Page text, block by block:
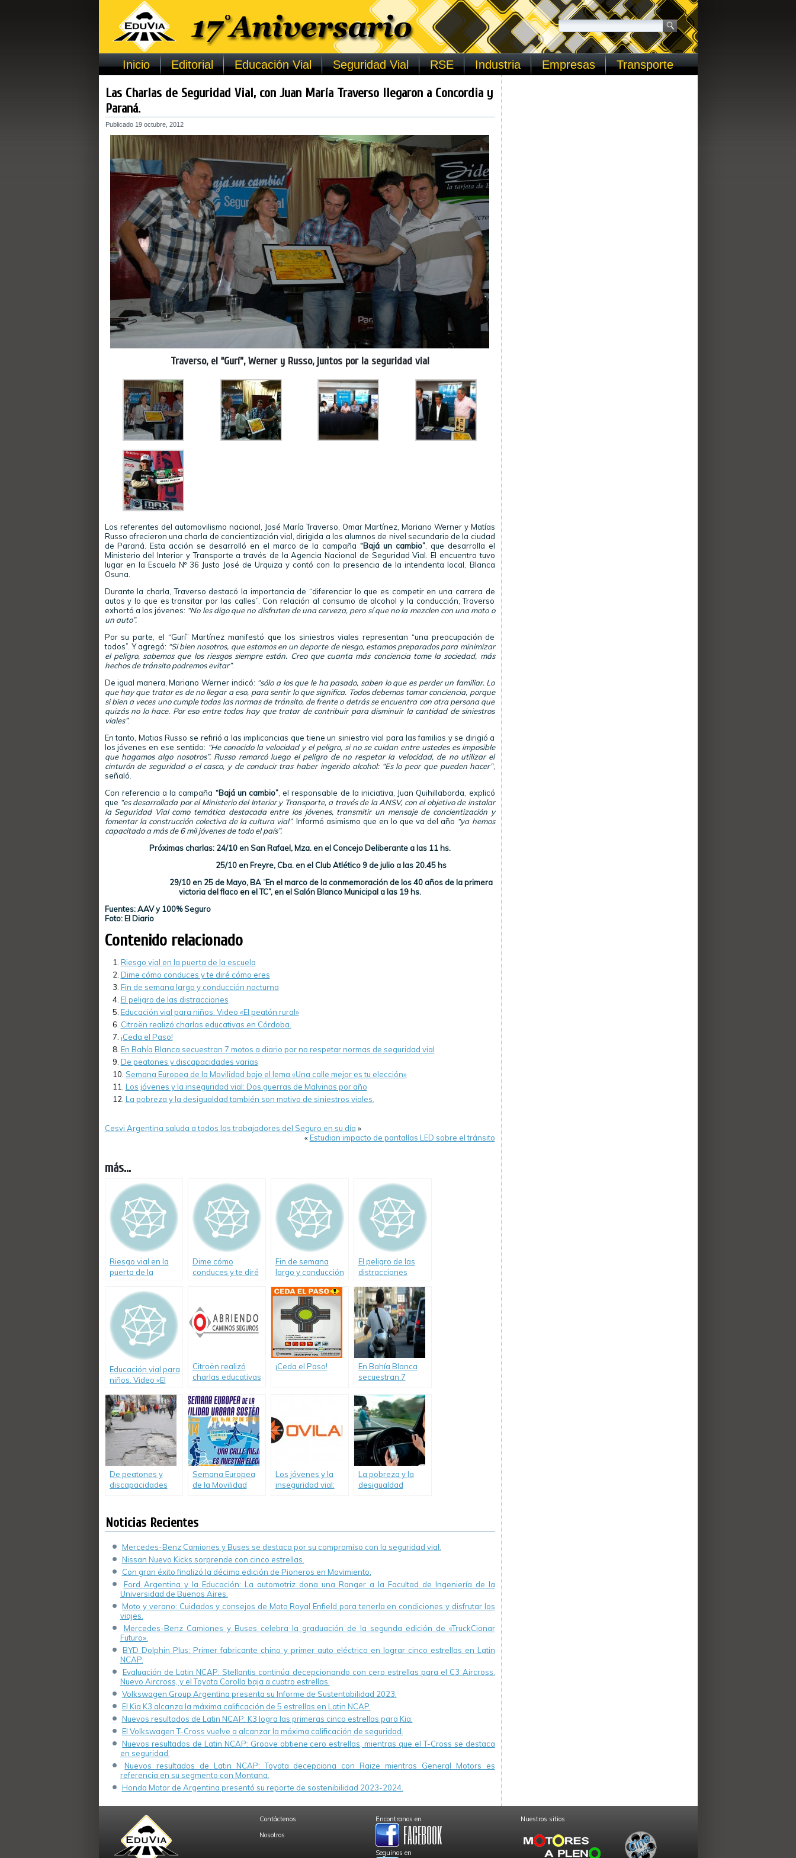
Inicio Editorial Educación Vial Seguridad Vial RSE Industria Empresas Transporte
Las Charlas de Seguridad Vial, con Juan María Traverso llegaron a Concordia y
Paraná.
Publicado 19 octubre, 2012
Traverso, el “Gurí”, Werner y Russo, juntos por la seguridad vial
Los referentes del automovilismo nacional, José María Traverso, Omar Martínez, Mariano Werner y Matías
Russo ofrecieron una charla de concientización vial, dirigida a los alumnos de nivel secundario de la ciudad
de Paraná. Esta acción se desarrolló en el marco de la campaña “Bajá un cambio”, que desarrolla el
Ministerio del Interior y Transporte a través de la Agencia Nacional de Seguridad Vial. El encuentro tuvo
lugar en la Escuela Nº 36 Justo José de Urquiza y contó con la presencia de la intendenta local, Blanca
Osuna.
Durante la charla, Traverso destacó la importancia de “diferenciar lo que es competir en una carrera de
autos y lo que es transitar por las calles”. Con relación al consumo de alcohol y la conducción, Traverso
exhortó a los jóvenes: “No les digo que no disfruten de una cerveza, pero sí que no la mezclen con una moto o
un auto”.
Por su parte, el “Gurí” Martínez manifestó que los siniestros viales representan “una preocupación de
todos”. Y agregó: “Si bien nosotros, que estamos en un deporte de riesgo, estamos preparados para minimizar
el peligro, sabemos que los riesgos siempre están. Creo que cuanta más conciencia tome la sociedad, más
hechos de tránsito podremos evitar”.
De igual manera, Mariano Werner indicó: “sólo a los que le ha pasado, saben lo que es perder un familiar. Lo
que hay que tratar es de no llegar a eso, para sentir lo que significa. Todos debemos tomar conciencia, porque
si bien a veces uno cumple todas las normas de tránsito, de frente o detrás se encuentra con otra persona que
quizás no lo hace. Por eso entre todos hay que tratar de contribuir para disminuir la cantidad de siniestros
viales”.
En tanto, Matias Russo se refirió a las implicancias que tiene un siniestro vial para las familias y se dirigió a
los jóvenes en ese sentido: “He conocido la velocidad y el peligro, si no se cuidan entre ustedes es imposible
que hagamos algo nosotros”. Russo remarcó luego el peligro de no respetar la velocidad, de no utilizar el
cinturón de seguridad o el casco, y de conducir tras haber ingerido alcohol: “Es lo peor que pueden hacer”,
señaló.
Con referencia a la campaña “Bajá un cambio”, el responsable de la iniciativa, Juan Quihillaborda, explicó
que “es desarrollada por el Ministerio del Interior y Transporte, a través de la ANSV, con el objetivo de instalar
la Seguridad Vial como temática destacada entre los jóvenes, transmitir un mensaje de concientización y
fomentar la construcción colectiva de la cultura vial”. Informó asimismo que en lo que va del año “ya hemos
capacitado a más de 6 mil jóvenes de todo el país”.
Próximas charlas: 24/10 en San Rafael, Mza. en el Concejo Deliberante a las 11 hs.
25/10 en Freyre, Cba. en el Club Atlético 9 de julio a las 20.45 hs
29/10 en 25 de Mayo, BA ¨En el marco de la conmemoración de los 40 años de la primera
victoria del flaco en el TC”, en el Salón Blanco Municipal a las 19 hs.
Fuentes: AAV y 100% Seguro
Foto: El Diario
Contenido relacionado
Riesgo vial en la puerta de la escuela
Dime cómo conduces y te diré cómo eres
Fin de semana largo y conducción nocturna
El peligro de las distracciones
Educación vial para niños. Video «El peatón rural»
Citroën realizó charlas educativas en Córdoba.
¡Ceda el Paso!
En Bahía Blanca secuestran 7 motos a diario por no respetar normas de seguridad vial
De peatones y discapacidades varias
Semana Europea de la Movilidad bajo el lema «Una calle mejor es tu elección»
Los jóvenes y la inseguridad vial: Dos guerras de Malvinas por año
La pobreza y la desigualdad también son motivo de siniestros viales.
Cesvi Argentina saluda a todos los trabajadores del Seguro en su día »
«Estudian impacto de pantallas LED sobre el tránsito
más...
Riesgo vial en la
puerta de la
Dime cómo
conduces y te diré
Fin de semana
largo y conducción
El peligro de las
distracciones
Educación vial para
niños. Video «El
Citroën realizó
charlas educativas
¡Ceda el Paso!
En Bahía Blanca
secuestran 7
no respetar
normas de
seguridad vial
De peatones y
discapacidades
Semana Europea
de la Movilidad
Los jóvenes y la
inseguridad vial:
La pobreza y la
desigualdad
Noticias Recientes
Mercedes-Benz Camiones y Buses se destaca por su compromiso con la seguridad vial.
Nissan Nuevo Kicks sorprende con cinco estrellas.
Con gran éxito finalizó la décima edición de Pioneros en Movimiento.
Ford Argentina y la Educación: La automotriz dona una Ranger a la Facultad de Ingeniería de la
Universidad de Buenos Aires.
Moto y verano: Cuidados y consejos de Moto Royal Enfield para tenerla en condiciones y disfrutar los
viajes.
Mercedes-Benz Camiones y Buses celebra la graduación de la segunda edición de «TruckCionar
Futuro».
BYD Dolphin Plus: Primer fabricante chino y primer auto eléctrico en lograr cinco estrellas en Latin
NCAP.
Evaluación de Latin NCAP: Stellantis continúa decepcionando con cero estrellas para el C3 Aircross.
Nuevo Aircross, y el Toyota Corolla baja a cuatro estrellas.
Volkswagen Group Argentina presenta su Informe de Sustentabilidad 2023.
El Kia K3 alcanza la máxima calificación de 5 estrellas en Latin NCAP.
Nuevos resultados de Latin NCAP: K3 logra las primeras cinco estrellas para Kia.
El Volkswagen T-Cross vuelve a alcanzar la máxima calificación de seguridad.
Nuevos resultados de Latin NCAP: Groove obtiene cero estrellas, mientras que el T-Cross se destaca
en seguridad.
Nuevos resultados de Latin NCAP: Toyota decepciona con Raize mientras General Motors es
referencia en su segmento con Montana.
Honda Motor de Argentina presentó su reporte de sostenibilidad 2023-2024.
Contáctenos
Nosotros
Encontranos en
Seguinos en
Nuestros sitios